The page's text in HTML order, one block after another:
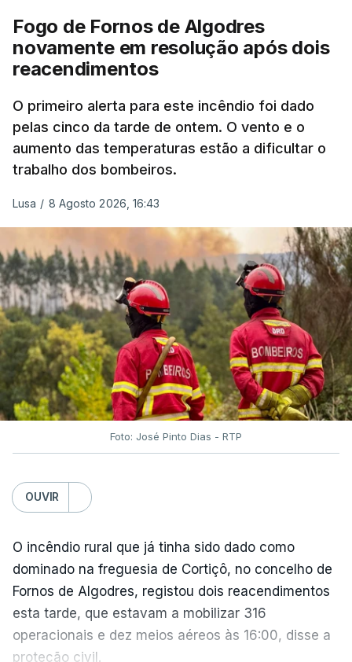
crianças", acrescentou.
António José Seguro mostrou dúvidas sobre se é
ERRO100
ESTE CONTEÚDO ESTÁ NESTE
MOMENTO INDISPONÍVEL
O Chega considerou "de uma enorme gravidade" a
decisão do Presidente da Repúblicade enviar para
o Tribunal Constitucional o decreto sobre retorno
de estrangeiros, sustentando tratar-se de "uma
irresponsabilidade".
Na sexta-feira, a Presidência da República
Tribunal Constitucional a fiscalização preventiva do
detenção e retorno de estrangeiros, aprovado com
votos a favor de PSD, IL e CDS-PP e a abstenção
do Chega.
Na nota que acompanha esta decisão, o
Presidente da República, apesar de considerar
Fogo de Fornos de Algodres
novamente em resolução após dois
reacendimentos
O primeiro alerta para este incêndio foi dado
pelas cinco da tarde de ontem. O vento e o
aumento das temperaturas estão a dificultar o
trabalho dos bombeiros.
Lusa / 8 Agosto 2026, 16:43
Foto: José Pinto Dias - RTP
OUVIR
O incêndio rural que já tinha sido dado como
dominado na freguesia de Cortiçô, no concelho de
Fornos de Algodres, registou dois reacendimentos
esta tarde, que estavam a mobilizar 316
operacionais e dez meios aéreos às 16:00, disse a
proteção civil.